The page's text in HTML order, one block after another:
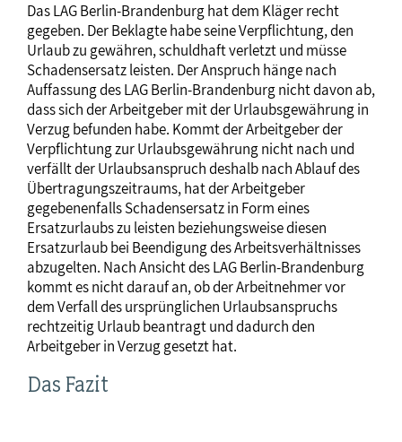
Das LAG Berlin-Brandenburg hat dem Kläger recht
gegeben. Der Beklagte habe seine Verpflichtung, den
Urlaub zu gewähren, schuldhaft verletzt und müsse
Schadensersatz leisten. Der Anspruch hänge nach
Auffassung des LAG Berlin-Brandenburg nicht davon ab,
dass sich der Arbeitgeber mit der Urlaubsgewährung in
Verzug befunden habe. Kommt der Arbeitgeber der
Verpflichtung zur Urlaubsgewährung nicht nach und
verfällt der Urlaubsanspruch deshalb nach Ablauf des
Übertragungszeitraums, hat der Arbeitgeber
gegebenenfalls Schadensersatz in Form eines
Ersatzurlaubs zu leisten beziehungsweise diesen
Ersatzurlaub bei Beendigung des Arbeitsverhältnisses
abzugelten. Nach Ansicht des LAG Berlin-Brandenburg
kommt es nicht darauf an, ob der Arbeitnehmer vor
dem Verfall des ursprünglichen Urlaubsanspruchs
rechtzeitig Urlaub beantragt und dadurch den
Arbeitgeber in Verzug gesetzt hat.
Das Fazit